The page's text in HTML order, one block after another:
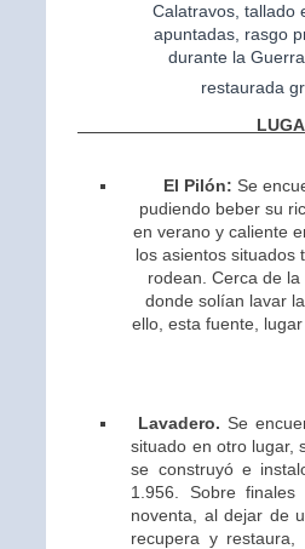
Calatravos, tallado
apuntadas, rasgo
durante la
restaurada
El Pilón: Se
pudiendo beber su
en verano y caliente
los asientos situados
rodean. Cerca de
donde solían lavar
ello, esta fuente,
Lavadero. Se
situado en otro lugar,
se construyó e
1.956. Sobre
noventa, al dejar de
recupera y restaura,